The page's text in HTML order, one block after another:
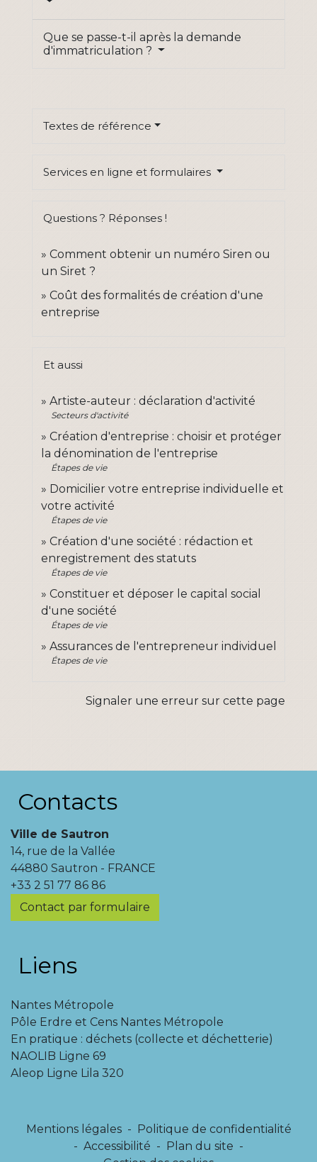
Que se passe-t-il après la demande
d'immatriculation ?
Textes de référence
Services en ligne et formulaires
Questions ? Réponses !
Comment obtenir un numéro Siren ou
un Siret ?
Coût des formalités de création d'une
entreprise
Et aussi
Artiste-auteur : déclaration d'activité
Secteurs d'activité
Création d'entreprise : choisir et protéger
la dénomination de l'entreprise
Étapes de vie
Domicilier votre entreprise individuelle et
votre activité
Étapes de vie
Création d'une société : rédaction et
enregistrement des statuts
Étapes de vie
Constituer et déposer le capital social
d'une société
Étapes de vie
Assurances de l'entrepreneur individuel
Étapes de vie
Signaler une erreur sur cette page
Contacts
Ville de Sautron
14, rue de la Vallée
44880 Sautron - FRANCE
+33 2 51 77 86 86
Contact par formulaire
Liens
Nantes Métropole
Pôle Erdre et Cens Nantes Métropole
En pratique : déchets (collecte et déchetterie)
NAOLIB Ligne 69
Aleop Ligne Lila 320
Mentions légales - Politique de confidentialité
- Accessibilité - Plan du site -